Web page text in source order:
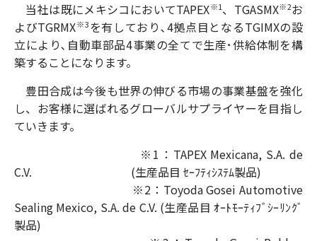
当社は既にメキシコにおいてTAPEX※1、TGASMX※2お
よびTGRMX※3を有しており､4拠点目となるTGIMXの設
立により､自動車部品4事業の全てで生産･供給体制を構
築することになります。
豊田合成は今後も世界の伸びる市場の事業基盤を強化
し、お客様に選ばれるグローバルサプライヤーを目指し
ていきます。
※1：TAPEX Mexicana, S.A. de
C.V. (生産品目 ｾｰﾌﾃｨｼｽﾃﾑ製品)
※2：Toyoda Gosei Automotive
Sealing Mexico, S.A. de C.V. (生産品目 ｵｰﾄﾓｰﾃｨﾌﾞｼｰﾘﾝｸﾞ
製品)